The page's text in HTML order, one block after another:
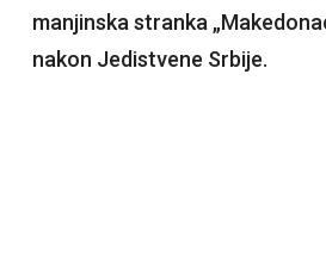
manjinska stranka
nakon Jedistvene Srbije.